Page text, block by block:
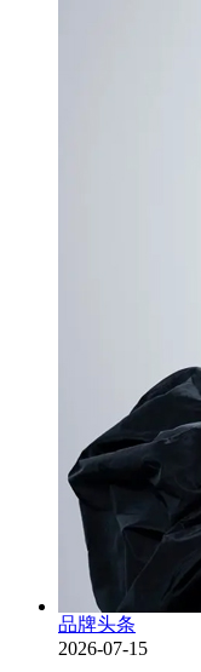
品牌头条
2026-07-15